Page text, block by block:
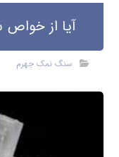
آیا از
سنگ نمک جهرم